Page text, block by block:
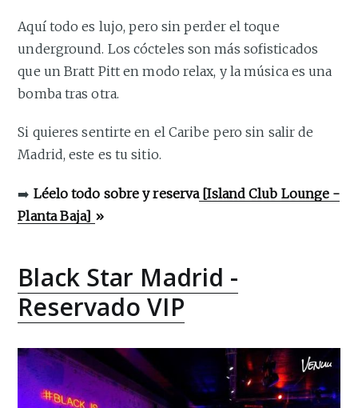
Aquí todo es lujo, pero sin perder el toque
underground. Los cócteles son más sofisticados
que un Bratt Pitt en modo relax, y la música es una
bomba tras otra.
Si quieres sentirte en el Caribe pero sin salir de
Madrid, este es tu sitio.
➡️ Léelo todo sobre y reserva[Island Club Lounge -
Planta Baja] »
Black Star Madrid -
Reservado VIP